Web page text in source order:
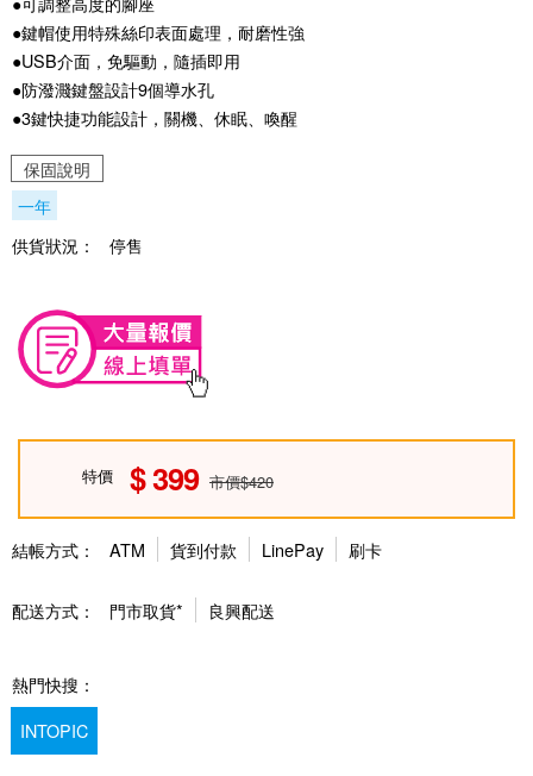
●鍵帽使用特殊絲印表面處理，耐磨性強
●USB介面，免驅動，隨插即用
●防潑濺鍵盤設計9個導水孔
●3鍵快捷功能設計，關機、休眠、喚醒
保固說明
一年
供貨狀況：
停售
特價 399 市價$420
結帳方式： ATM 貨到付款 LinePay 刷卡
配送方式： 門市取貨* 良興配送
熱門快搜：
INTOPIC